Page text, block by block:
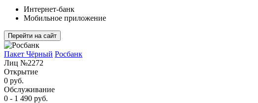
Интернет-банк
Мобильное приложение
Перейти на сайт
Пакет Чёрный Росбанк
Лиц №2272
Открытие
0 руб.
Обслуживание
0 - 1 490 руб.